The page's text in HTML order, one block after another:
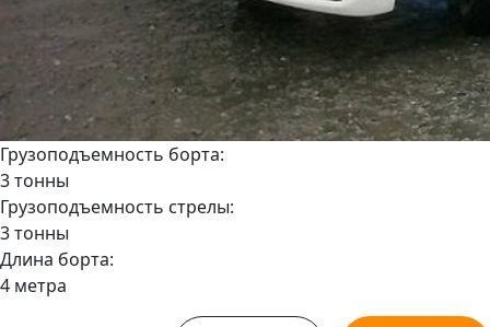
Грузоподъемность борта:
3 тонны
Грузоподъемность стрелы:
3 тонны
Длина борта:
4 метра